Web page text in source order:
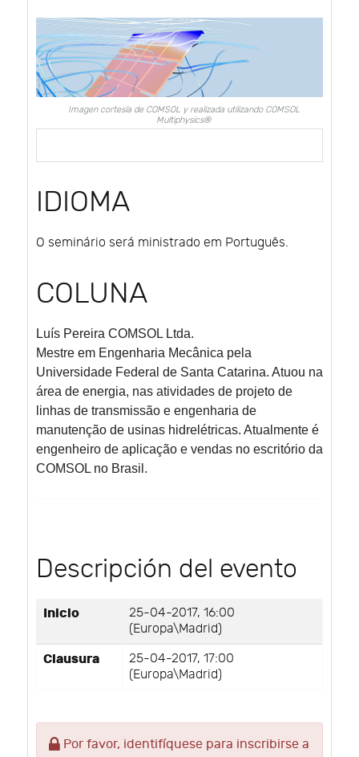
Imagen cortesía de COMSOL y realizada utilizando COMSOL
Multiphysics®
IDIOMA
O seminário será ministrado em Português.
COLUNA
Luís Pereira COMSOL Ltda.
Mestre em Engenharia Mecânica pela
Universidade Federal de Santa Catarina. Atuou na
área de energia, nas atividades de projeto de
linhas de transmissão e engenharia de
manutenção de usinas hidrelétricas. Atualmente é
engenheiro de aplicação e vendas no escritório da
COMSOL no Brasil.
Descripción del evento
Inicio
25-04-2017, 16:00
(Europa\Madrid)
Clausura
25-04-2017, 17:00
(Europa\Madrid)
Por favor, identifíquese para inscribirse a